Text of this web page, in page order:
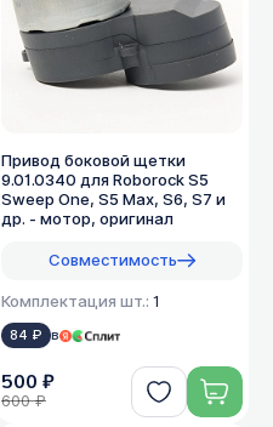
Привод боковой щетки
9.01.0340 для Roborock S5
Sweep One, S5 Max, S6, S7 и
др. - мотор, оригинал
Совместимость
Комплектация шт.: 1
84 ₽ в
500 ₽
600 ₽